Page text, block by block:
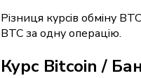
Різниця курсів обміну
BTC за одну операцію.
Курс Bitcoin /